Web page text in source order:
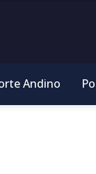
Andino